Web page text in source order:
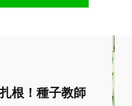
根！種子教師